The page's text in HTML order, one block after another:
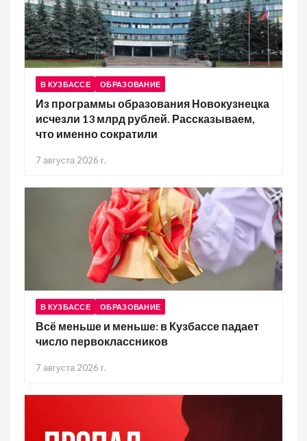
В КУЗБАССЕ ОБРАЗОВАНИЕ
Из программы образования Новокузнецка
исчезли 13 млрд рублей. Рассказываем,
что именно сократили
7 августа 2026 г.
В КУЗБАССЕ ОБРАЗОВАНИЕ
Всё меньше и меньше: в Кузбассе падает
число первоклассников
7 августа 2026 г.